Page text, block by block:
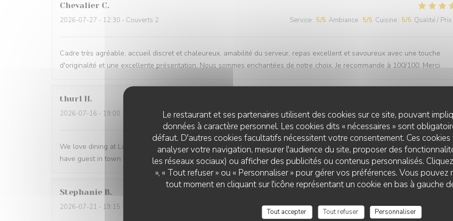
Le restaurant et ses partenaires utilisent des cookies sur ce site, pouvant
données à caractère personnel. Les cookies dits « nécessaires » sont
défaut. D'autres cookies facultatifs nécessitent votre consentement. Ces
analyser votre navigation, mesurer l'audience du site, proposer des
les réseaux sociaux) ou afficher des publicités ou contenus personnalisés.
», « Tout refuser » ou « Personnaliser » pour gérer vos préférences. Vous
tout moment en cliquant sur l'icône représentant un cookie en bas à gauche
Tout accepter Tout refuser
Personnaliser
Chevalier C
2026-07-27 - 12:30 - Couverts 2 Service : 5/5 Ambiance : 5/5 Cuisine : 5/5 Qualité / Prix
Cadre très agréable, accueil discret et chaleureux, amabilité du serveur, repas excellent et savoureux avec une touche
d'originalité et une excellente présentation. Nous sommes enchantées de notre choix. Je recommande à 100/100. Merci
thurl H
2026-07-16 - 19:00 - Couverts 2 Service :5/5 Ambiance :5/5 Cuisine :5/5 Qualité / Prix
We love dining at La Baccara. The food is always a delight. The service is great and we always feel welcomed. Anytime
have guest in town we always bring them here.
Stephanie B
2026-07-21 - 19:15 - Couverts 3 Service: 5/5 Ambiance:5 /5 Cuisine:5/5 Qualité / Prix